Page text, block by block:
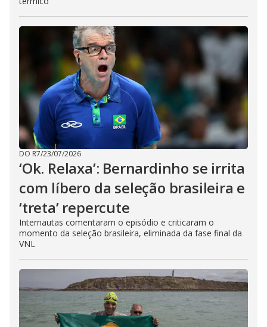
DO R7/23/07/2026
‘Ok. Relaxa’: Bernardinho se irrita
com líbero da seleção brasileira e
‘treta’ repercute
Internautas comentaram o episódio e criticaram o
momento da seleção brasileira, eliminada da fase final da
VNL